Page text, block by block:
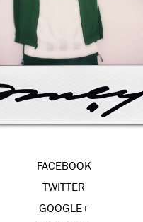
FACEBOOK
TWITTER
GOOGLE+